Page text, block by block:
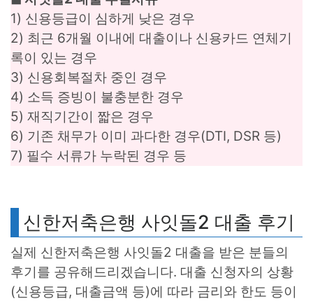
1) 신용등급이 심하게 낮은 경우
2) 최근 6개월 이내에 대출이나 신용카드 연체기
록이 있는 경우
3) 신용회복절차 중인 경우
4) 소득 증빙이 불충분한 경우
5) 재직기간이 짧은 경우
6) 기존 채무가 이미 과다한 경우(DTI, DSR 등)
7) 필수 서류가 누락된 경우 등
신한저축은행 사잇돌2 대출 후기
실제 신한저축은행 사잇돌2 대출을 받은 분들의
후기를 공유해드리겠습니다. 대출 신청자의 상황
(신용등급, 대출금액 등)에 따라 금리와 한도 등이